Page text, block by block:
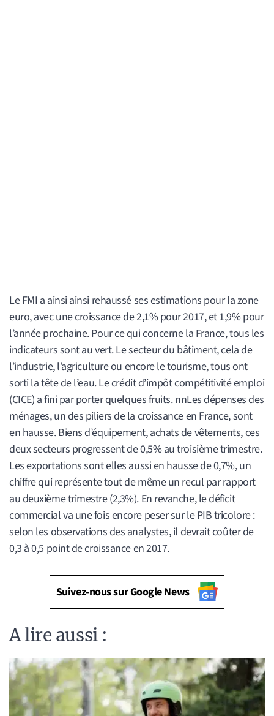
Le FMI a ainsi ainsi rehaussé ses estimations pour la zone
euro, avec une croissance de 2,1% pour 2017, et 1,9% pour
l’année prochaine. Pour ce qui concerne la France, tous les
indicateurs sont au vert. Le secteur du bâtiment, cela de
l’industrie, l’agriculture ou encore le tourisme, tous ont
sorti la tête de l’eau. Le crédit d’impôt compétitivité emploi
(CICE) a fini par porter quelques fruits. nnLes dépenses des
ménages, un des piliers de la croissance en France, sont
en hausse. Biens d’équipement, achats de vêtements, ces
deux secteurs progressent de 0,5% au troisième trimestre.
Les exportations sont elles aussi en hausse de 0,7%, un
chiffre qui représente tout de même un recul par rapport
au deuxième trimestre (2,3%). En revanche, le déficit
commercial va une fois encore peser sur le PIB tricolore :
selon les observations des analystes, il devrait coûter de
0,3 à 0,5 point de croissance en 2017.
Suivez-nous sur Google News
A lire aussi :